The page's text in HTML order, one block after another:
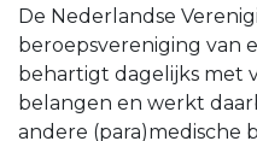
De Nederlandse
beroepsvereniging van
behartigt dagelijks met
belangen en werkt
andere (para)medische